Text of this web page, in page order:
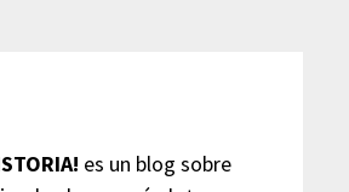
es un blog sobre